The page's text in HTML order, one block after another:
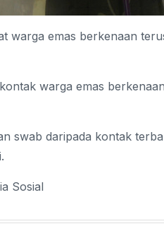
warga emas berkenaan
warga emas
swab daripada kontak
Sosial